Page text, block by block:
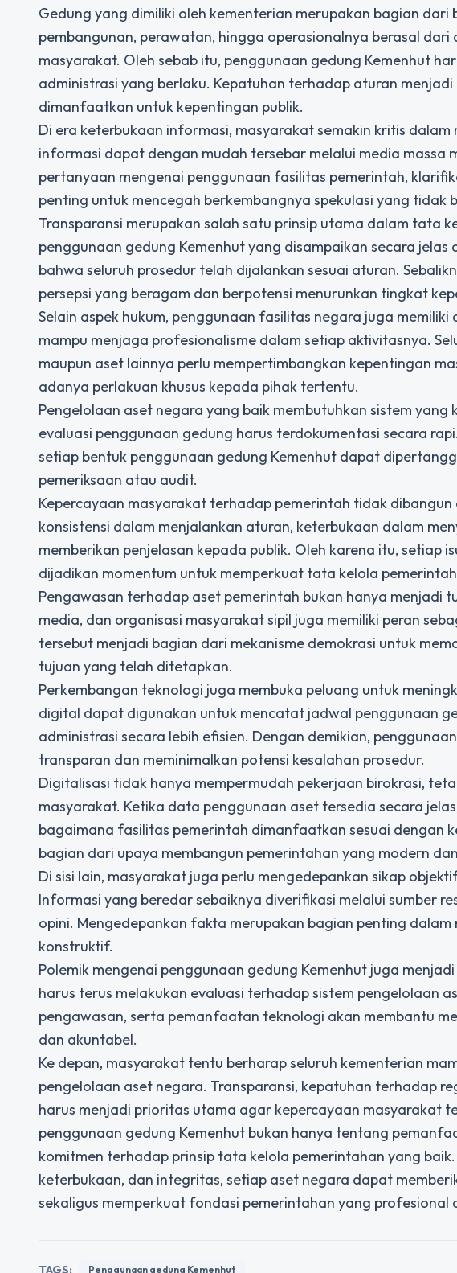
Gedung yang dimiliki oleh kementerian merupakan bagian dari
pembangunan, perawatan, hingga operasionalnya berasal
masyarakat. Oleh sebab itu, penggunaan gedung Kemenhut
administrasi yang berlaku. Kepatuhan terhadap aturan
dimanfaatkan untuk kepentingan publik.
Di era keterbukaan informasi, masyarakat semakin kritis
informasi dapat dengan mudah tersebar melalui media massa
pertanyaan mengenai penggunaan fasilitas pemerintah,
penting untuk mencegah berkembangnya spekulasi yang tidak
Transparansi merupakan salah satu prinsip utama dalam tata
penggunaan gedung Kemenhut yang disampaikan secara
bahwa seluruh prosedur telah dijalankan sesuai aturan.
persepsi yang beragam dan berpotensi menurunkan tingkat
Selain aspek hukum, penggunaan fasilitas negara juga
mampu menjaga profesionalisme dalam setiap aktivitasnya.
maupun aset lainnya perlu mempertimbangkan kepentingan
adanya perlakuan khusus kepada pihak tertentu.
Pengelolaan aset negara yang baik membutuhkan sistem
evaluasi penggunaan gedung harus terdokumentasi secara
setiap bentuk penggunaan gedung Kemenhut dapat
pemeriksaan atau audit.
Kepercayaan masyarakat terhadap pemerintah tidak
konsistensi dalam menjalankan aturan, keterbukaan dalam
memberikan penjelasan kepada publik. Oleh karena itu, setiap
dijadikan momentum untuk memperkuat tata kelola
Pengawasan terhadap aset pemerintah bukan hanya menjadi
media, dan organisasi masyarakat sipil juga memiliki peran
tersebut menjadi bagian dari mekanisme demokrasi untuk
tujuan yang telah ditetapkan.
Perkembangan teknologi juga membuka peluang untuk
digital dapat digunakan untuk mencatat jadwal penggunaan
administrasi secara lebih efisien. Dengan demikian,
transparan dan meminimalkan potensi kesalahan prosedur.
Digitalisasi tidak hanya mempermudah pekerjaan birokrasi,
masyarakat. Ketika data penggunaan aset tersedia secara
bagaimana fasilitas pemerintah dimanfaatkan sesuai dengan
bagian dari upaya membangun pemerintahan yang modern
Di sisi lain, masyarakat juga perlu mengedepankan sikap
Informasi yang beredar sebaiknya diverifikasi melalui sumber
opini. Mengedepankan fakta merupakan bagian penting
konstruktif.
Polemik mengenai penggunaan gedung Kemenhut juga
harus terus melakukan evaluasi terhadap sistem pengelolaan
pengawasan, serta pemanfaatan teknologi akan membantu
dan akuntabel.
Ke depan, masyarakat tentu berharap seluruh kementerian
pengelolaan aset negara. Transparansi, kepatuhan terhadap
harus menjadi prioritas utama agar kepercayaan masyarakat
penggunaan gedung Kemenhut bukan hanya tentang
komitmen terhadap prinsip tata kelola pemerintahan yang
keterbukaan, dan integritas, setiap aset negara dapat
sekaligus memperkuat fondasi pemerintahan yang profesional
TAGS: Penggunaan gedung Kemenhut